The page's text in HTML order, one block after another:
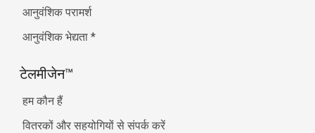
आनुवंशिक परामर्श
आनुवंशिक भेद्यता *
टेलमीजेन™
हम कौन हैं
वितरकों और सहयोगियों से संपर्क करें